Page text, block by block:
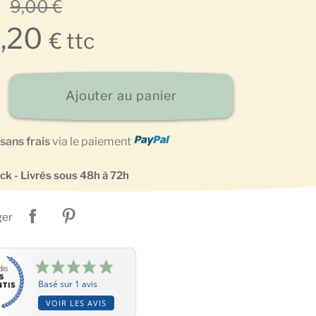
9,00 €
€ ttc
Ajouter au panier
fraisvia le paiement
- Livrés sous 48h à 72h
Basé sur 1 avis
VOIR LES AVIS